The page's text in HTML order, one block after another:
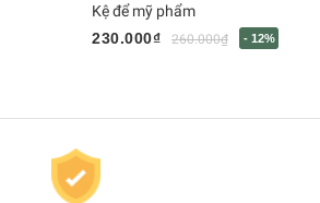
Kệ để mỹ phẩm
230.000₫
260.000₫ - 12%